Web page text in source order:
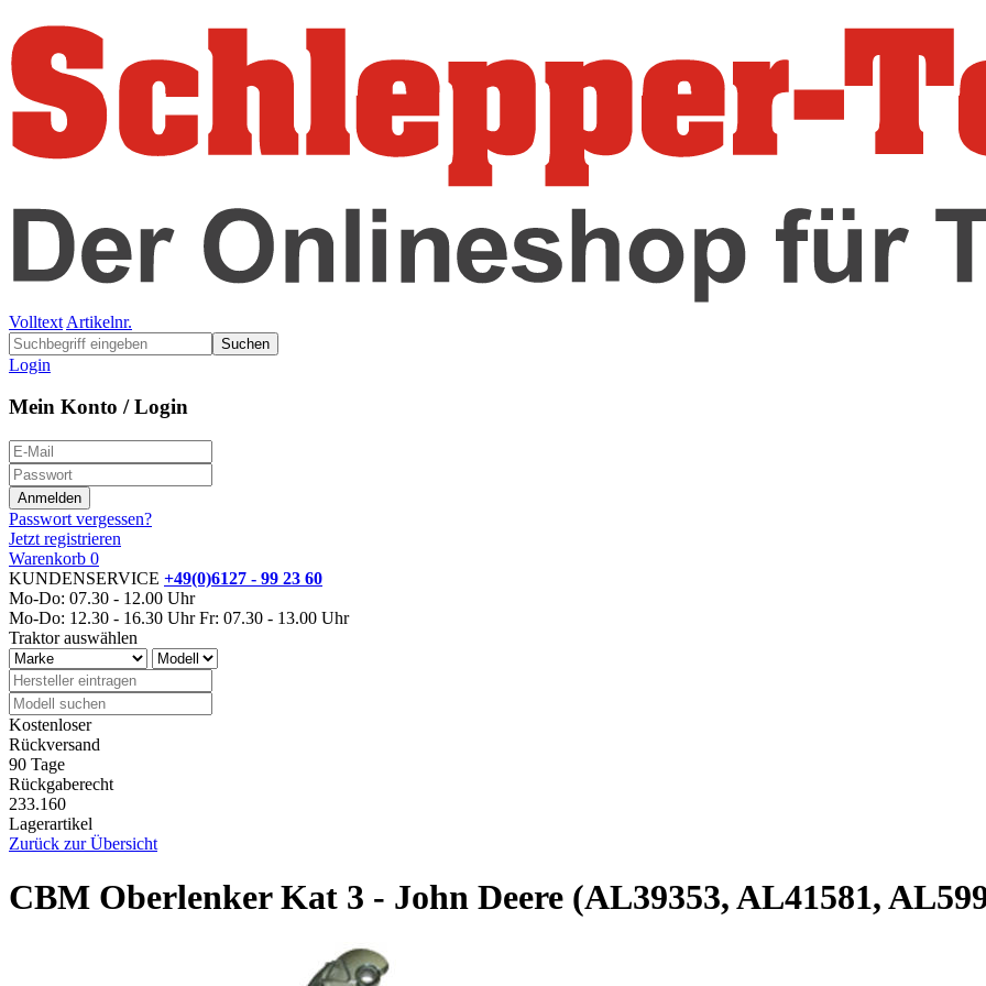
Volltext Artikelnr.
Suchen
Login
Mein Konto / Login
Passwort vergessen?
Jetzt registrieren
Warenkorb 0
KUNDENSERVICE +49(0)6127 - 99 23 60
Mo-Do: 07.30 - 12.00 Uhr
Mo-Do: 12.30 - 16.30 Uhr Fr: 07.30 - 13.00 Uhr
Traktor auswählen
Kostenloser
Rückversand
90 Tage
Rückgaberecht
233.160
Lagerartikel
Zurück zur Übersicht
CBM Oberlenker Kat 3 - John Deere (AL39353, AL41581,